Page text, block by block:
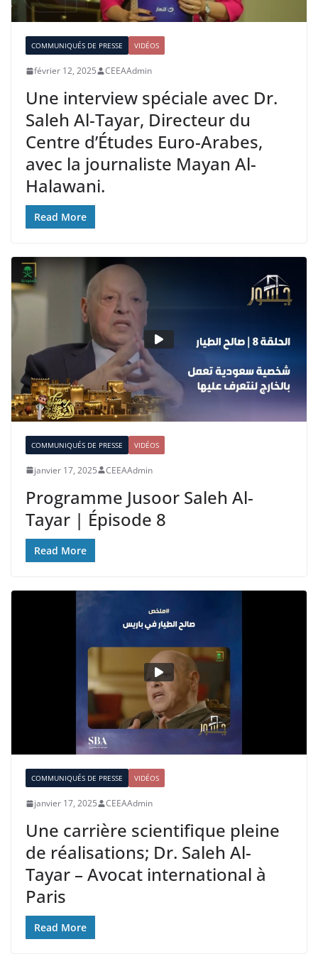
COMMUNIQUÉS DE PRESSE VIDÉOS
février 12, 2025 CEEAAdmin
Une interview spéciale avec Dr.
Saleh Al-Tayar, Directeur du
Centre d’Études Euro-Arabes,
avec la journaliste Mayan Al-
Halawani.
Read More
COMMUNIQUÉS DE PRESSE VIDÉOS
janvier 17, 2025 CEEAAdmin
Programme Jusoor Saleh Al-
Tayar | Épisode 8
Read More
COMMUNIQUÉS DE PRESSE VIDÉOS
janvier 17, 2025 CEEAAdmin
Une carrière scientifique pleine
de réalisations; Dr. Saleh Al-
Tayar – Avocat international à
Paris
Read More